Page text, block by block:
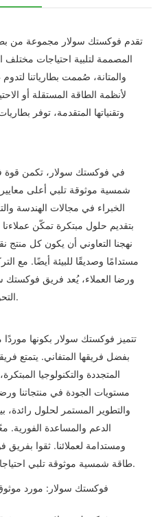
تقدم فوكستك سولار مجموعة من
المصممة لتلبية احتياجات مختلف
والمتانة، صُممت بطارياتنا
لأنظمة الطاقة المستقلة أو
وتقنياتها المتقدمة، توفر
في فوكستك سولار، تكمن قوة
شمسية موثوقة تلبي أعلى
الخبراء في مجالات الهندسة
بتقديم حلول مبتكرة تمكّن
نهجنا التعاوني أن يكون كل منتج
مستدامًا وصديقًا للبيئة أيضًا. مع
ورضا العملاء، يُعد فريق
التحول إلى الطاقة النظيفة والمتجددة.
تتميز فوكستك سولار بكونها
بفضل فريقها المتفاني. يتمتع
المتجددة والتكنولوجيا
مستويات الجودة في منتجاتنا
والتطوير المستمر لحلول رائدة،
الدعم والمساعدة الفورية.
ومستدامة لعملائنا. ثقوا
طاقة شمسية موثوقة تلبي احتياجاتكم من الطاقة وتتجاوز توقعاتكم.